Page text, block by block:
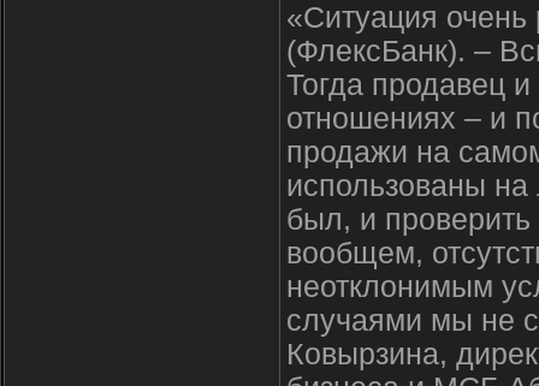
«Ситуация
(ФлексБанк). –
Тогда продавец
отношениях – и
продажи на
использованы на
был, и проверить
вообщем,
неотклонимым
случаями мы не
Ковырзина,